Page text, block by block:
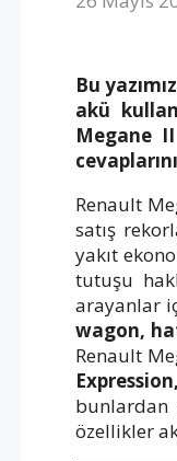
Bu
akü
Megane
Renault
satış
yakıt
tutuşu
arayanlar
wagon,
Renault
bunlardan
özellikler